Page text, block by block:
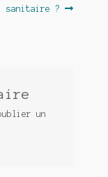
sanitaire ?
un